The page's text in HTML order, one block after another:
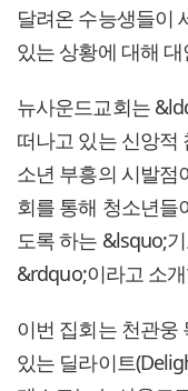
달려온 수능생들이
있는 상황에 대해
뉴사운드교회는
떠나고 있는 신앙적
소년 부흥의 시발점
회를 통해 청소년들
도록 하는 &lsquo;
&rdquo;이라고 소
이번 집회는 천관웅
있는 딜라이트